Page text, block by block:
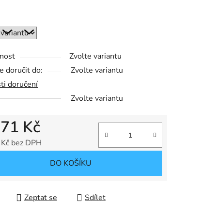
Zvolte variantu
doručit do:
Zvolte variantu
doručení
Zvolte variantu
71 Kč
bez DPH
DO KOŠÍKU
Zeptat se Sdílet